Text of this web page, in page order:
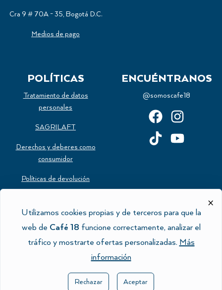
Cra 9 # 70A - 35, Bogotá D.C.
Medios de pago
POLÍTICAS
Tratamiento de datos
personales
SAGRILAFT
Derechos y deberes como
consumidor
Políticas de devolución
ENCUÉNTRANOS
@somoscafe18
×
Utilizamos cookies propias y de terceros para que la
web de Café 18 funcione correctamente, analizar el
tráfico y mostrarte ofertas personalizadas. Más
información
Rechazar Aceptar